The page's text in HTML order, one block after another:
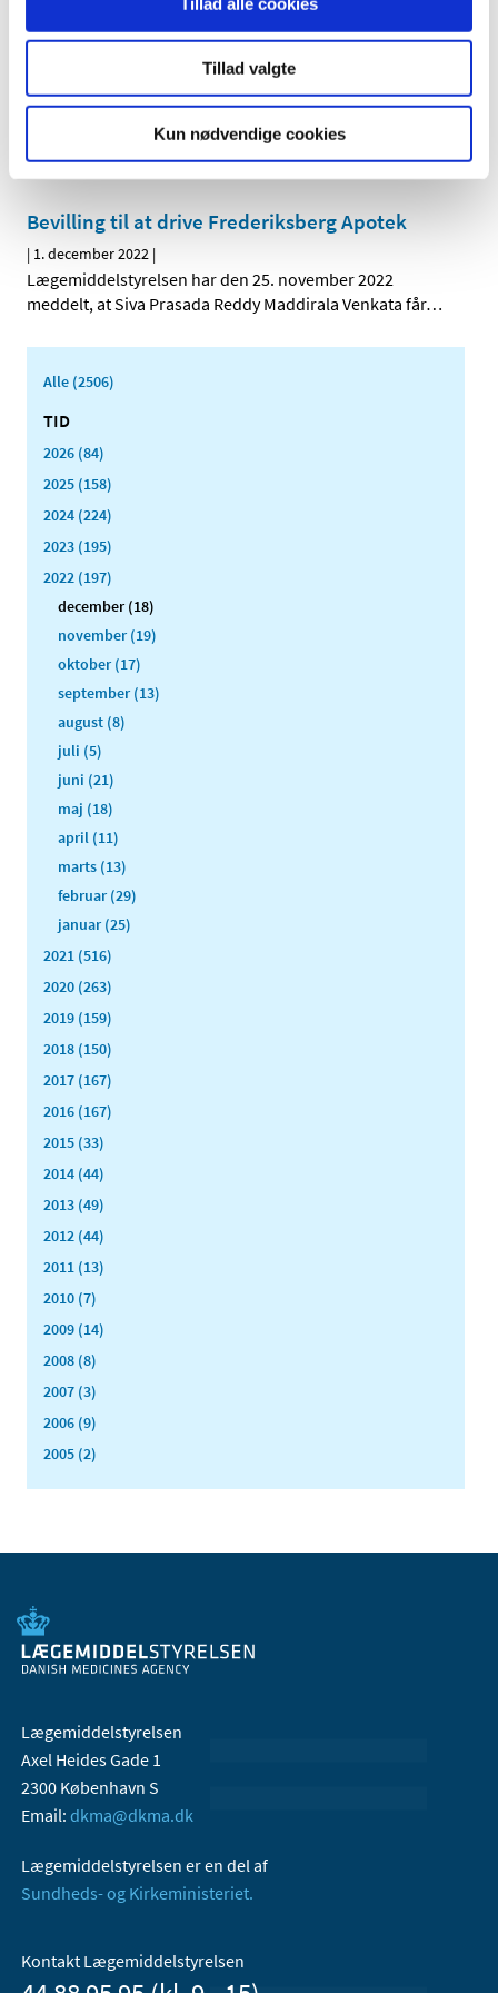
Tillad valgte
Kun nødvendige cookies
for fremstiller- og engrosforhandlertilladelser
|1. december 2022|
Fra 1. januar 2023 ændres angivelse af ansvarlig leder,
kontrakttagere og kvalitetsansvarlig person på…
Bevilling til at drive Frederiksberg Apotek
| 1. december 2022 |
Lægemiddelstyrelsen har den 25. november 2022
meddelt, at Siva Prasada Reddy Maddirala Venkata får…
Alle (2506)
TID
2026 (84)
2025 (158)
2024 (224)
2023 (195)
2022 (197)
december (18)
november (19)
oktober (17)
september (13)
august (8)
juli (5)
juni (21)
maj (18)
april (11)
marts (13)
februar (29)
januar (25)
2021 (516)
2020 (263)
2019 (159)
2018 (150)
2017 (167)
2016 (167)
2015 (33)
2014 (44)
2013 (49)
2012 (44)
2011 (13)
2010 (7)
2009 (14)
2008 (8)
2007 (3)
2006 (9)
2005 (2)
Lægemiddelstyrelsen
Axel Heides Gade 1
2300 København S
Email: dkma@dkma.dk
Lægemiddelstyrelsen er en del af
Sundheds- og Kirkeministeriet.
Kontakt Lægemiddelstyrelsen